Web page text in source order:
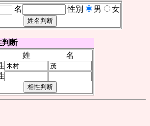
名 性別 男 女
判断
姓
名